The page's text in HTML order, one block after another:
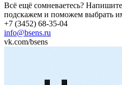
Всё ещё сомневаетесь?
подскажем и поможем выбрать
+7 (3452) 68-35-04
info@bsens.ru
vk.com/bsens